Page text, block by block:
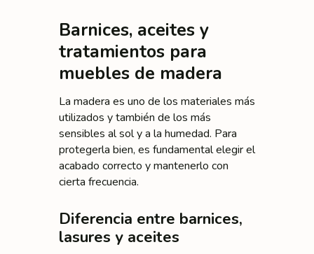
Barnices, aceites y
tratamientos para
muebles de madera
La madera es uno de los materiales más
utilizados y también de los más
sensibles al sol y a la humedad. Para
protegerla bien, es fundamental elegir el
acabado correcto y mantenerlo con
cierta frecuencia.
Diferencia entre barnices,
lasures y aceites